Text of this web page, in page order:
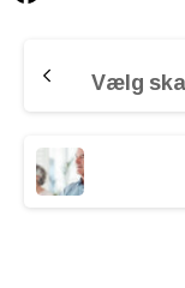
Reading